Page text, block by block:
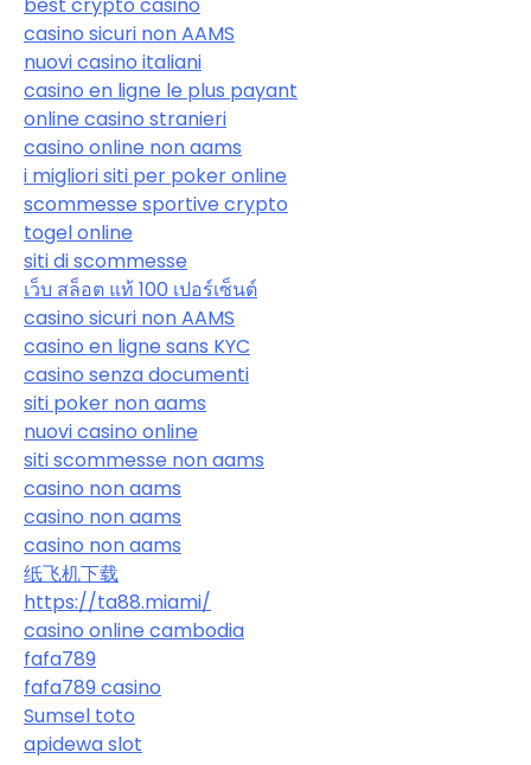
casino sicuri non AAMS
nuovi casino italiani
casino en ligne le plus payant
online casino stranieri
casino online non aams
i migliori siti per poker online
scommesse sportive crypto
togel online
siti di scommesse
เว็บ สล็อต แท้ 100 เปอร์เซ็นต์
casino sicuri non AAMS
casino en ligne sans KYC
casino senza documenti
siti poker non aams
nuovi casino online
siti scommesse non aams
casino non aams
casino non aams
casino non aams
纸飞机下载
https://ta88.miami/
casino online cambodia
fafa789
fafa789 casino
Sumsel toto
apidewa slot